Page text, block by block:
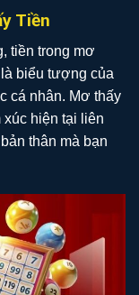
Tiền
tiền trong mơ
biểu tượng của
cá nhân. Mơ thấy
hiện tại liên
thân mà bạn